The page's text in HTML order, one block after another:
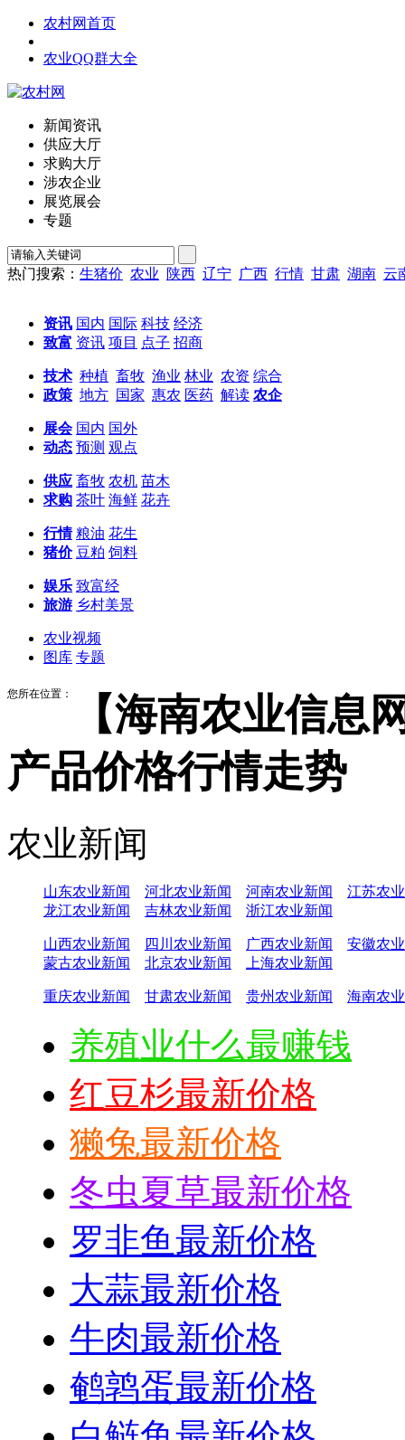
农村网首页
农业QQ群大全
新闻资讯
供应大厅
求购大厅
涉农企业
展览展会
专题
热门搜索： 生猪价 农业 陕西 辽宁 广西 行情 甘肃 湖南 云
资讯 国内 国际 科技 经济
致富 资讯 项目 点子 招商
技术 种植 畜牧 渔业 林业 农资 综合
政策 地方 国家 惠农 医药 解读 农企
展会 国内 国外
动态 预测 观点
供应 畜牧 农机 苗木
求购 茶叶 海鲜 花卉
行情 粮油 花生
猪价 豆粕 饲料
娱乐 致富经
旅游 乡村美景
农业视频
图库 专题
您所在位置：
【海南农业信息
产品价格行情走势
农业新闻
山东农业新闻 河北农业新闻 河南农业新闻
江苏农
龙江农业新闻
吉林农业新闻 浙江农业新闻
山西农业新闻 四川农业新闻 广西农业新闻
安徽农
蒙古农业新闻
北京农业新闻 上海农业新闻
重庆农业新闻 甘肃农业新闻 贵州农业新闻 海南农
养殖业什么最赚钱
红豆杉最新价格
獭兔最新价格
冬虫夏草最新价格
罗非鱼最新价格
大蒜最新价格
牛肉最新价格
鹌鹑蛋最新价格